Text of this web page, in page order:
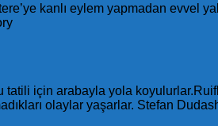
kanlı eylem yapmadan evvel
için arabayla yola
olaylar yaşarlar. Stefan